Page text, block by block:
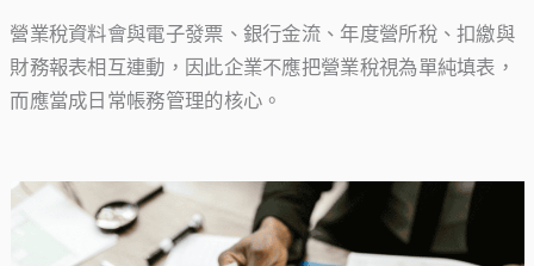
營業稅資料會與電子發票、銀行金流、年度營所稅、扣繳與
財務報表相互連動，因此企業不應把營業稅視為單純填表，
而應當成日常帳務管理的核心。